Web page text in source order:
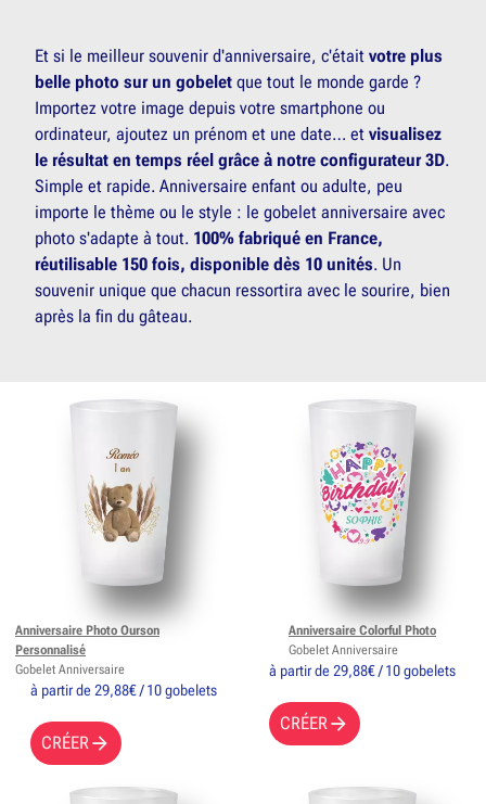
Et si le meilleur souvenir d'anniversaire, c'était votre plus
belle photo sur un gobelet que tout le monde garde ?
Importez votre image depuis votre smartphone ou
ordinateur, ajoutez un prénom et une date… et visualisez
le résultat en temps réel grâce à notre configurateur 3D.
Simple et rapide. Anniversaire enfant ou adulte, peu
importe le thème ou le style : le gobelet anniversaire avec
photo s'adapte à tout. 100% fabriqué en France,
réutilisable 150 fois, disponible dès 10 unités. Un
souvenir unique que chacun ressortira avec le sourire, bien
après la fin du gâteau.
à partir de 29,88€ / 10 gobelets
CRÉER
Anniversaire Photo Ourson
Personnalisé
Gobelet Anniversaire
à partir de 29,88€ / 10 gobelets
CRÉER
Anniversaire Colorful Photo
Gobelet Anniversaire